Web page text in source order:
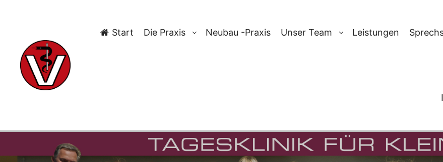
Start Die Praxis Neubau -Praxis Unser Team Leistungen